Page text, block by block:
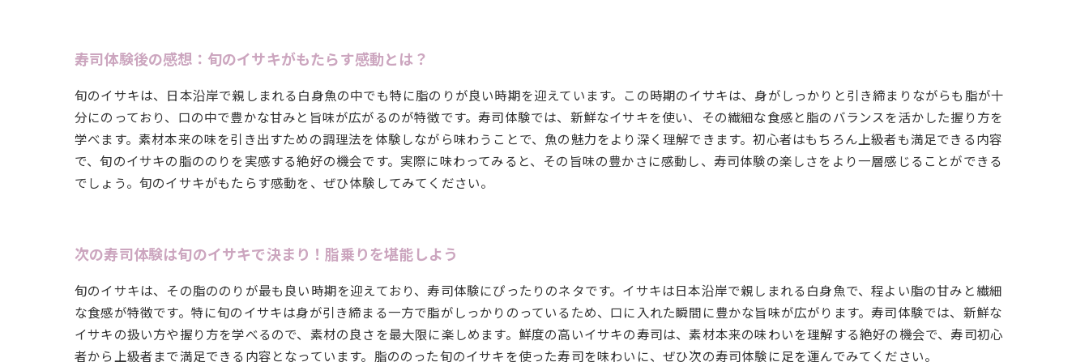
寿司体験後の感想：旬のイサキがもたらす感動とは？
旬のイサキは、日本沿岸で親しまれる白身魚の中でも特に脂のりが良い時期を迎えています。この時期のイサキは、身がしっかりと引き締まりながらも脂が十
分にのっており、口の中で豊かな甘みと旨味が広がるのが特徴です。寿司体験では、新鮮なイサキを使い、その繊細な食感と脂のバランスを活かした握り方を
学べます。素材本来の味を引き出すための調理法を体験しながら味わうことで、魚の魅力をより深く理解できます。初心者はもちろん上級者も満足できる内容
で、旬のイサキの脂ののりを実感する絶好の機会です。実際に味わってみると、その旨味の豊かさに感動し、寿司体験の楽しさをより一層感じることができる
でしょう。旬のイサキがもたらす感動を、ぜひ体験してみてください。
次の寿司体験は旬のイサキで決まり！脂乗りを堪能しよう
旬のイサキは、その脂ののりが最も良い時期を迎えており、寿司体験にぴったりのネタです。イサキは日本沿岸で親しまれる白身魚で、程よい脂の甘みと繊細
な食感が特徴です。特に旬のイサキは身が引き締まる一方で脂がしっかりのっているため、口に入れた瞬間に豊かな旨味が広がります。寿司体験では、新鮮な
イサキの扱い方や握り方を学べるので、素材の良さを最大限に楽しめます。鮮度の高いイサキの寿司は、素材本来の味わいを理解する絶好の機会で、寿司初心
者から上級者まで満足できる内容となっています。脂ののった旬のイサキを使った寿司を味わいに、ぜひ次の寿司体験に足を運んでみてください。